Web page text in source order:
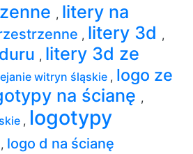
, litery na
, litery 3d ,
, litery 3d ze
witryn śląskie , logo ze
na ścianę ,
, logotypy
, logo d na ścianę